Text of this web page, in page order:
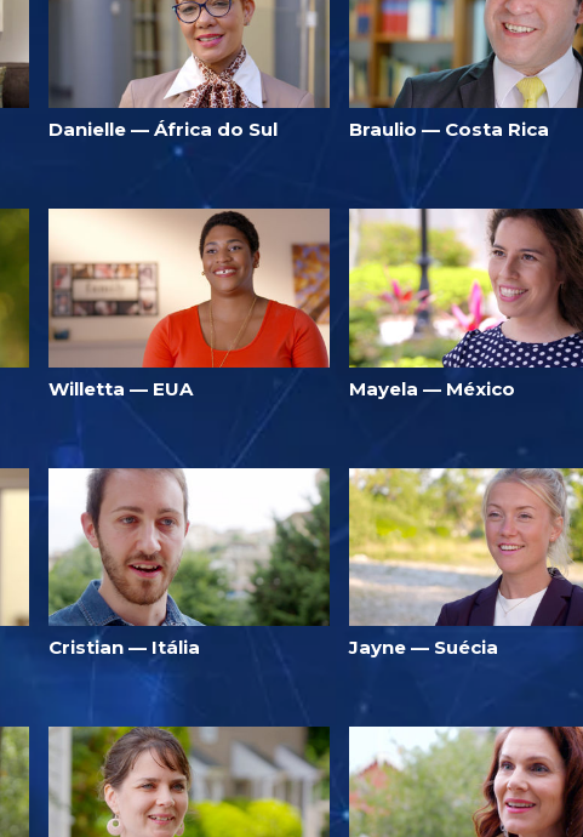
Danielle — África do Sul Braulio — Costa Rica
Willetta — EUA Mayela — México
Cristian — Itália Jayne — Suécia